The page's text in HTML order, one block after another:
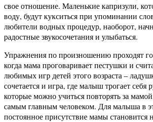
свое отношение. Маленькие капризули,
воду, будут кукситься при упоминании
любители водных процедур, наоборот,
радостные звукосочетания и улыбаться.
Упражнения по произношению проходят
когда мама проговаривает пестушки и
любимых игр детей этого возраста –
сочетается и игра, где малыш трогает себя
которые можно учиться повторять за
самым главным человеком. Для малыша в
постоянное присутствие мамы становится